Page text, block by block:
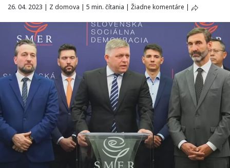
26. 04. 2023 | Z domova | 5 min. čítania | Žiadne komentáre |